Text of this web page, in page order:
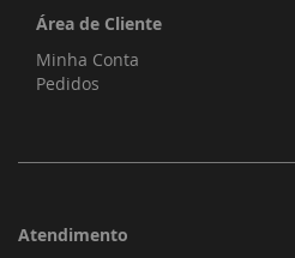
Área de Cliente
Minha Conta
Pedidos
Atendimento